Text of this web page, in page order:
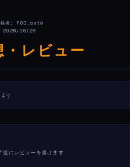
稿者: FGG_auto
2026/06/26
・レビュー
す
後にレビューを書けます